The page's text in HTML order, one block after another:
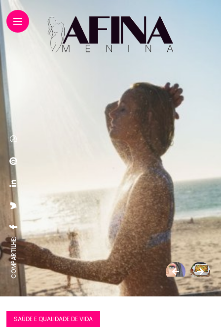
COMPARTILHE:
SAÚDE E QUALIDADE DE VIDA